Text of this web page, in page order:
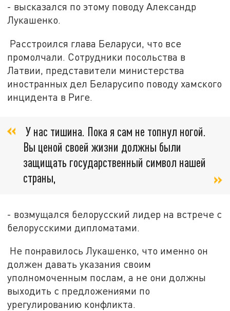
- высказался по этому поводу Александр
Лукашенко.
Расстроился глава Беларуси, что все
промолчали. Сотрудники посольства в
Латвии, представители министерства
иностранных дел Беларусипо поводу хамского
инцидента в Риге.
У нас тишина. Пока я сам не топнул ногой.
Вы ценой своей жизни должны были
защищать государственный символ нашей
страны,
- возмущался белорусский лидер на встрече с
белорусскими дипломатами.
Не понравилось Лукашенко, что именно он
должен давать указания своим
уполномоченным послам, а не они должны
выходить с предложениями по
урегулированию конфликта.